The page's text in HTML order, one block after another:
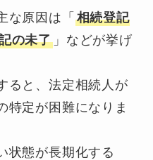
な原因は「 相続登記
の未了 」などが挙げ
ると、法定相続人が
特定が困難になりま
状態が長期化する